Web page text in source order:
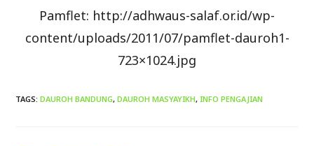
Pamflet: http://adhwaus-salaf.or.id/wp-
content/uploads/2011/07/pamflet-dauroh1-
723×1024.jpg
TAGS:DAUROH BANDUNG, DAUROH MASYAYIKH, INFO PENGAJIAN